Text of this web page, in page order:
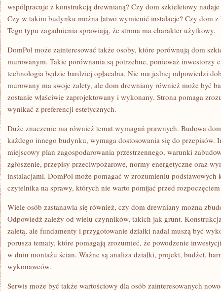
współpracuje z konstrukcją drewnianą? Czy dom szkieletowy
Czy w takim budynku można łatwo wymienić instalacje? Czy dom
Tego typu zagadnienia sprawiają, że strona ma charakter użytkowy.
DomPol może zainteresować także osoby, które porównują dom
murowanym. Takie porównania są potrzebne, ponieważ inwestorzy
technologia będzie bardziej opłacalna. Nie ma jednej odpowiedzi
murowany ma swoje zalety, ale dom drewniany również może być
zostanie właściwie zaprojektowany i wykonany. Strona pomaga
wynikać z preferencji estetycznych.
Duże znaczenie ma również temat wymagań prawnych. Budowa
każdego innego budynku, wymaga dostosowania się do przepisów.
miejscowy plan zagospodarowania przestrzennego, warunki
zgłoszenie, przepisy przeciwpożarowe, normy energetyczne oraz
instalacjami. DomPol może pomagać w zrozumieniu podstawowych
czytelnika na sprawy, których nie warto pomijać przed
Wiele osób zastanawia się również, czy dom drewniany można
Odpowiedź zależy od wielu czynników, takich jak grunt.
zaletą, ale fundamenty i przygotowanie działki nadal muszą być
porusza tematy, które pomagają zrozumieć, że powodzenie
w dniu montażu ścian. Ważne są analiza działki, projekt, budżet,
wykonawców.
Serwis może być także wartościowy dla osób zainteresowanych